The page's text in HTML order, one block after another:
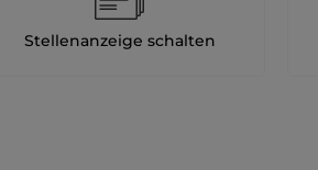
Stellenanzeige schalten